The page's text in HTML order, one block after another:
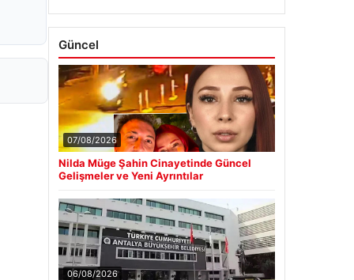
Güncel
07/08/2026
Nilda Müge Şahin Cinayetinde Güncel
Gelişmeler ve Yeni Ayrıntılar
06/08/2026